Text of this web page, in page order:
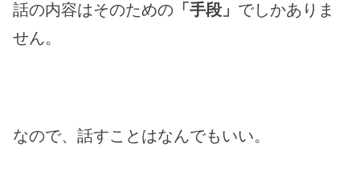
話の内容はそのための 「手段」 でしかありま
せん。
なので、話すことはなんでもいい。